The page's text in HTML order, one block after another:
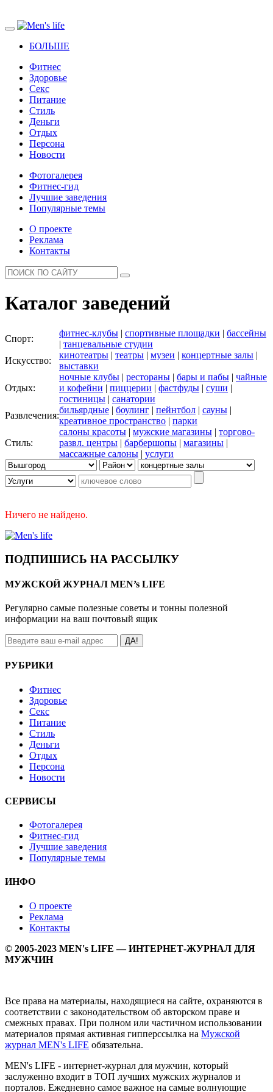
БОЛЬШЕ
Фитнес
Здоровье
Секс
Питание
Стиль
Деньги
Отдых
Персона
Новости
Фотогалерея
Фитнес-гид
Лучшие заведения
Популярные темы
О проекте
Реклама
Контакты
Каталог заведений
Спорт:
фитнес-клубы | спортивные площадки | бассейны
| танцевальные студии
Искусство:
кинотеатры | театры | музеи | концертные залы |
выставки
Отдых:
ночные клубы | рестораны | бары и пабы | чайные
и кофейни | пиццерии | фастфуды | суши |
гостиницы | санатории
Развлечения:
бильярдные | боулинг | пейнтбол | сауны |
креативное пространство | парки
Стиль:
салоны красоты | мужские магазины | торгово-
развл. центры | барбершопы | магазины |
массажные салоны | услуги
Ничего не найдено.
ПОДПИШИСЬ НА РАССЫЛКУ
МУЖСКОЙ ЖУРНАЛ MEN’s LIFE
Регулярно самые полезные советы и тонны полезной
информации на ваш почтовый ящик
ДА!
РУБРИКИ
Фитнес
Здоровье
Секс
Питание
Стиль
Деньги
Отдых
Персона
Новости
СЕРВИСЫ
Фотогалерея
Фитнес-гид
Лучшие заведения
Популярные темы
ИНФО
О проекте
Реклама
Контакты
© 2005-2023 MEN's LIFE — ИНТЕРНЕТ-ЖУРНАЛ ДЛЯ
МУЖЧИН
Все права на материалы, находящиеся на сайте, охраняются в
соответствии с законодательством об авторском праве и
смежных правах. При полном или частичном использовании
материалов прямая активная гипперссылка на Мужской
журнал MEN's LIFE обязательна.
MEN's LIFE - интернет-журнал для мужчин, который
заслуженно входит в ТОП лучших мужских журналов и
порталов. Ежедневно самое важное на самые волнующие